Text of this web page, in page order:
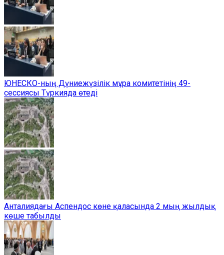
ЮНЕСКО-ның Дүниежүзілік мұра комитетінің 49-
сессиясы Түркияда өтеді
Анталиядағы Аспендос көне қаласында 2 мың жылдық
көше табылды